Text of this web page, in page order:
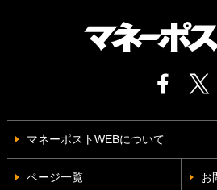
マネーポストWEBについて
ページ一覧 お